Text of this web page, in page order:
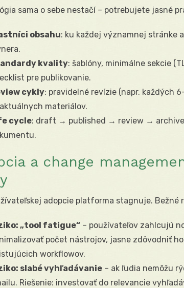
sama o sebe nestačí – potrebujete jasné
obsahu: ku každej významnej stránke
kvality: šablóny, minimálne sekcie
pre publikovanie.
cykly: pravidelné revízie (napr. každých
materiálov.
cycle: draft → published → review →
a change
adopcie platforma stagnuje. Bežné
„tool fatigue“ – používateľov zahlcujú
počet nástrojov, jasne zdôvodniť
workflowov.
slabé vyhľadávanie – ak ľudia nemôžu
Riešenie: investovať do relevancie